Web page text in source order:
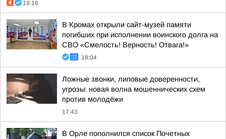
18:16
В Кромах открыли сайт-музей памяти
погибших при исполнении воинского долга на
СВО «Смелость! Верность! Отвага!»
18:04
Ложные звонки, липовые доверенности,
угрозы: новая волна мошеннических схем
против молодёжи
17:43
В Орле пополнился список Почетных